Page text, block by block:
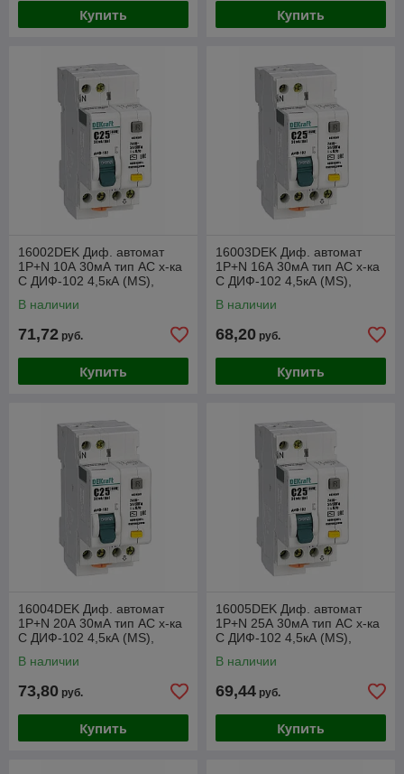
Купить Купить
16002DEK Диф. автомат
1Р+N 10А 30мА тип AC х-ка
С ДИФ-102 4,5кА (MS),
В наличии
71,72 руб.
Купить
16003DEK Диф. автомат
1Р+N 16А 30мА тип AC х-ка
С ДИФ-102 4,5кА (MS),
В наличии
68,20 руб.
Купить
16004DEK Диф. автомат
1Р+N 20А 30мА тип AC х-ка
С ДИФ-102 4,5кА (MS),
В наличии
73,80 руб.
Купить
16005DEK Диф. автомат
1Р+N 25А 30мА тип AC х-ка
С ДИФ-102 4,5кА (MS),
В наличии
69,44 руб.
Купить